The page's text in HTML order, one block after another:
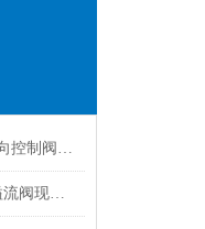
优势出售SUN太阳SP08-20方向控制阀有库存
太阳泄压阀RDFA-LDNSUN溢流阀现货出售欢迎选购